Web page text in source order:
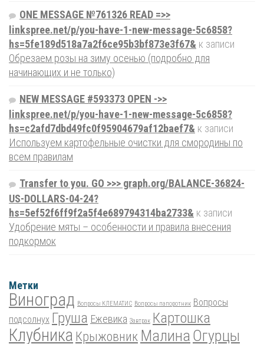
ONE MESSAGE №761326 READ =>>
linkspree.net/p/you-have-1-new-message-5c6858?
hs=5fe189d518a7a2f6ce95b3bf873e3f67& к записи
Обрезаем розы на зиму осенью (подробно для
начинающих и не только)
NEW MESSAGE #593373 OPEN ->>
linkspree.net/p/you-have-1-new-message-5c6858?
hs=c2afd7dbd49fc0f95904679af12baef7& к записи
Используем картофельные очистки для смородины по
всем правилам
Transfer to you. GO >>> graph.org/BALANCE-36824-
US-DOLLARS-04-24?
hs=5ef52f6ff9f2a5f4e689794314ba2733& к записи
Удобрение мяты – особенности и правила внесения
подкормок
Метки
Виноград Вопросы КЛЕМАТИС Вопросы папоротник Вопросы
подсолнух Груша Ежевика Завтрак Картошка
Клубника Крыжовник Малина Огурцы